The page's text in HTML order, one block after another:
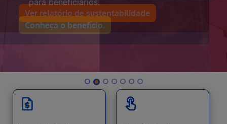
Ver relatório de sustentabilidade